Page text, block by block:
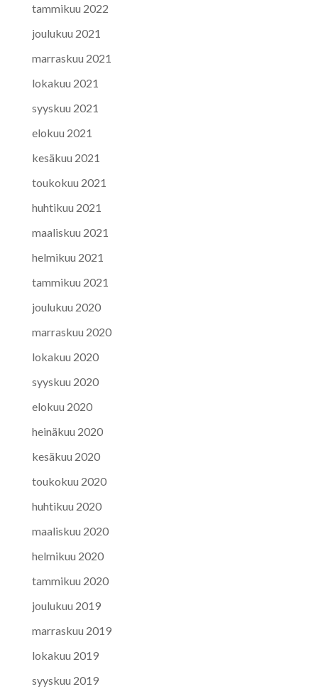
tammikuu 2022
joulukuu 2021
marraskuu 2021
lokakuu 2021
syyskuu 2021
elokuu 2021
kesäkuu 2021
toukokuu 2021
huhtikuu 2021
maaliskuu 2021
helmikuu 2021
tammikuu 2021
joulukuu 2020
marraskuu 2020
lokakuu 2020
syyskuu 2020
elokuu 2020
heinäkuu 2020
kesäkuu 2020
toukokuu 2020
huhtikuu 2020
maaliskuu 2020
helmikuu 2020
tammikuu 2020
joulukuu 2019
marraskuu 2019
lokakuu 2019
syyskuu 2019